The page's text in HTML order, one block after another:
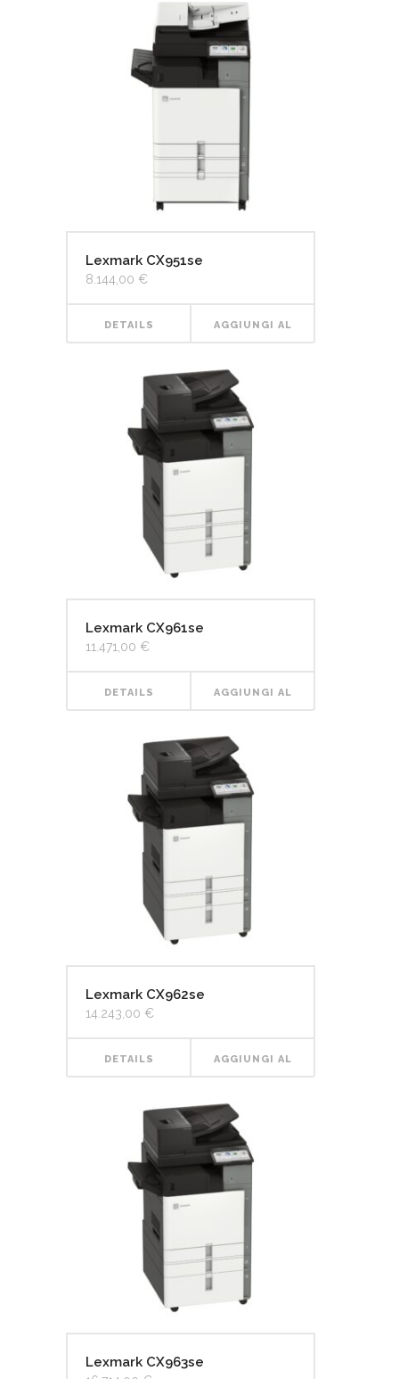
Lexmark CX951se
8.144,00 €
DETAILS AGGIUNGI AL
Lexmark CX961se
11.471,00 €
DETAILS AGGIUNGI AL
Lexmark CX962se
14.243,00 €
DETAILS AGGIUNGI AL
Lexmark CX963se